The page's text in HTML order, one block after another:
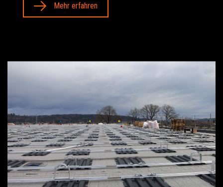
Mehr erfahren